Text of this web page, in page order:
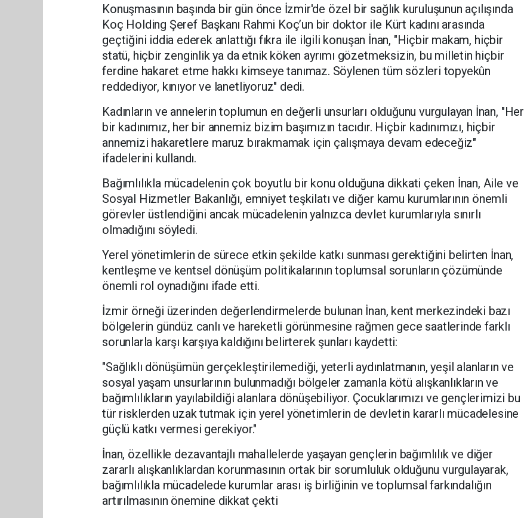
Konuşmasının başında bir gün önce İzmir'de özel bir sağlık kuruluşunun açılışında
Koç Holding Şeref Başkanı Rahmi Koç’un bir doktor ile Kürt kadını arasında
geçtiğini iddia ederek anlattığı fıkra ile ilgili konuşan İnan, "Hiçbir makam, hiçbir
statü, hiçbir zenginlik ya da etnik köken ayrımı gözetmeksizin, bu milletin hiçbir
ferdine hakaret etme hakkı kimseye tanımaz. Söylenen tüm sözleri topyekûn
reddediyor, kınıyor ve lanetliyoruz" dedi.
Kadınların ve annelerin toplumun en değerli unsurları olduğunu vurgulayan İnan, "Her
bir kadınımız, her bir annemiz bizim başımızın tacıdır. Hiçbir kadınımızı, hiçbir
annemizi hakaretlere maruz bırakmamak için çalışmaya devam edeceğiz"
ifadelerini kullandı.
Bağımlılıkla mücadelenin çok boyutlu bir konu olduğuna dikkati çeken İnan, Aile ve
Sosyal Hizmetler Bakanlığı, emniyet teşkilatı ve diğer kamu kurumlarının önemli
görevler üstlendiğini ancak mücadelenin yalnızca devlet kurumlarıyla sınırlı
olmadığını söyledi.
Yerel yönetimlerin de sürece etkin şekilde katkı sunması gerektiğini belirten İnan,
kentleşme ve kentsel dönüşüm politikalarının toplumsal sorunların çözümünde
önemli rol oynadığını ifade etti.
İzmir örneği üzerinden değerlendirmelerde bulunan İnan, kent merkezindeki bazı
bölgelerin gündüz canlı ve hareketli görünmesine rağmen gece saatlerinde farklı
sorunlarla karşı karşıya kaldığını belirterek şunları kaydetti:
"Sağlıklı dönüşümün gerçekleştirilemediği, yeterli aydınlatmanın, yeşil alanların ve
sosyal yaşam unsurlarının bulunmadığı bölgeler zamanla kötü alışkanlıkların ve
bağımlılıkların yayılabildiği alanlara dönüşebiliyor. Çocuklarımızı ve gençlerimizi bu
tür risklerden uzak tutmak için yerel yönetimlerin de devletin kararlı mücadelesine
güçlü katkı vermesi gerekiyor."
İnan, özellikle dezavantajlı mahallelerde yaşayan gençlerin bağımlılık ve diğer
zararlı alışkanlıklardan korunmasının ortak bir sorumluluk olduğunu vurgulayarak,
bağımlılıkla mücadelede kurumlar arası iş birliğinin ve toplumsal farkındalığın
artırılmasının önemine dikkat çekti